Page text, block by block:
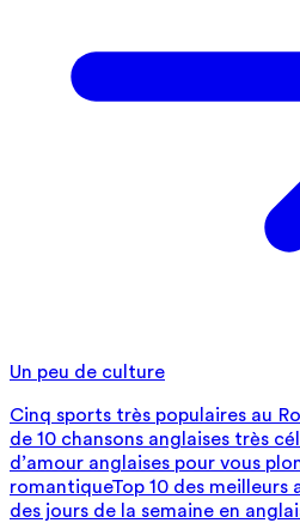
Un peu de culture
Cinq sports très populaires au
de 10 chansons anglaises très
d’amour anglaises pour vous
romantiqueTop 10 des meilleurs
des jours de la semaine en